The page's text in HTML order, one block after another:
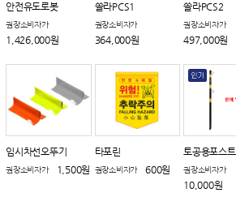
안전유도로봇
권장소비자가
1,426,000원
쏠라PCS1
권장소비자가
364,000원
쏠라PCS2
권장소비자가
497,000원
임시차선오뚜기
권장소비자가 1,500원
타포린
권장소비자가 600원
토공용포스트
권장소비자가
10,000원